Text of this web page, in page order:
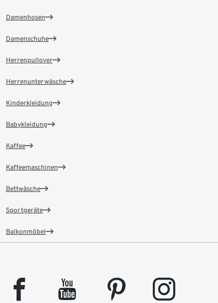
Damenhosen
Damenschuhe
Herrenpullover
Herrenunterwäsche
Kinderkleidung
Babykleidung
Kaffee
Kaffeemaschinen
Bettwäsche
Sportgeräte
Balkonmöbel
facebook youtube pinterest instagram